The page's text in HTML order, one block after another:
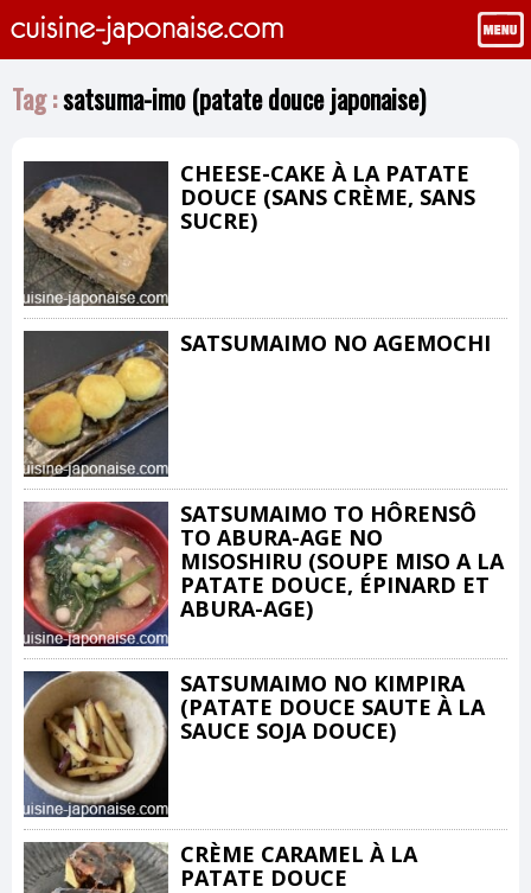
Tag :satsuma-imo (patate douce japonaise)
CHEESE-CAKE À LA PATATE
DOUCE (SANS CRÈME, SANS
SUCRE)
SATSUMAIMO NO AGEMOCHI
SATSUMAIMO TO HÔRENSÔ
TO ABURA-AGE NO
MISOSHIRU (SOUPE MISO A LA
PATATE DOUCE, ÉPINARD ET
ABURA-AGE)
SATSUMAIMO NO KIMPIRA
(PATATE DOUCE SAUTE À LA
SAUCE SOJA DOUCE)
CRÈME CARAMEL À LA
PATATE DOUCE